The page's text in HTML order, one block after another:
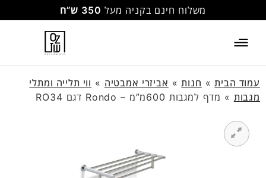
משלוח חינם בקניה מעל 350 ש”ח
עמוד הבית» חנות» אביזרי אמבטיה » ווי תלייה ומתלי
מגבות » מדף למגבות 600מ”מ – Rondo דגם RO34